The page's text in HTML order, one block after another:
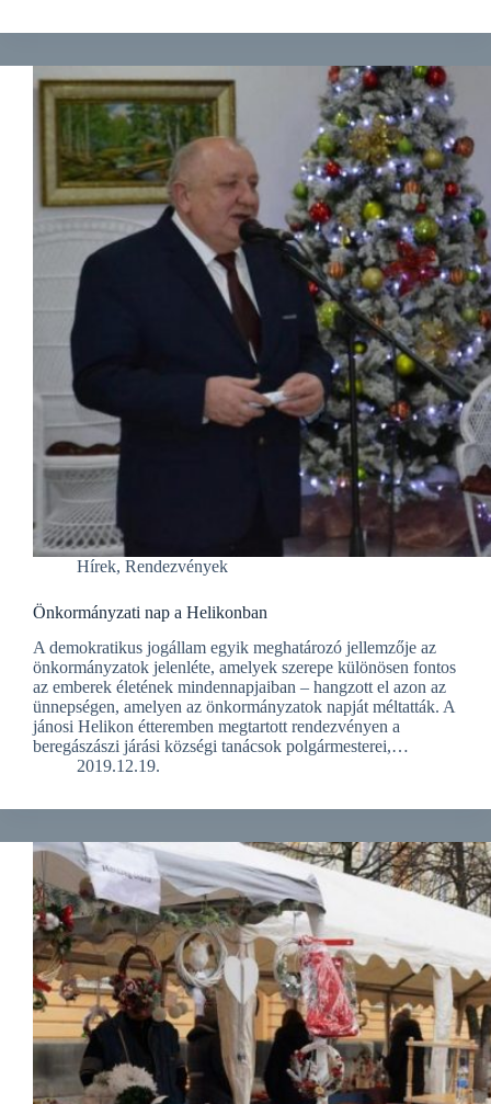
Hírek, Rendezvények
Önkormányzati nap a Helikonban
A demokratikus jogállam egyik meghatározó jellemzője az
önkormányzatok jelenléte, amelyek szerepe különösen fontos
az emberek életének mindennapjaiban – hangzott el azon az
ünnepségen, amelyen az önkormányzatok napját méltatták. A
jánosi Helikon étteremben megtartott rendezvényen a
beregászászi járási községi tanácsok polgármesterei,…
2019.12.19.